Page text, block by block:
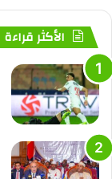
الأكثر قراءة